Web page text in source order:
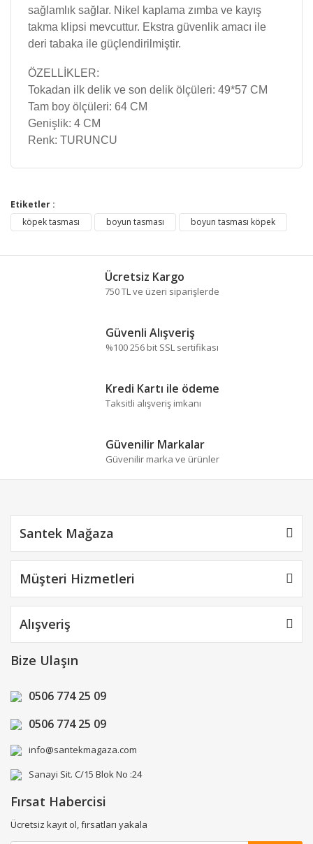
sağlamlık sağlar. Nikel kaplama zımba ve kayış
takma klipsi mevcuttur. Ekstra güvenlik amacı ile
deri tabaka ile güçlendirilmiştir.
ÖZELLİKLER:
Tokadan ilk delik ve son delik ölçüleri: 49*57 CM
Tam boy ölçüleri: 64 CM
Genişlik: 4 CM
Renk: TURUNCU
Bu ürüne ilk yorumu siz yapın!
Yorum Yaz
diğer konularda yetersiz gördüğünüz noktaları öneri
formunu kullanarak tarafımıza iletebilirsiniz.
Görüş ve önerileriniz için teşekkür ederiz.
Ürün açıklamasında eksik bilgiler bulunuyor.
Bu ürüne benzer farklı alternatifler olmalı.
Etiketler :
köpek tasması
boyun tasması boyun tasması köpek
Ücretsiz Kargo
750 TL ve üzeri siparişlerde
Güvenli Alışveriş
%100 256 bit SSL sertifikası
Kredi Kartı ile ödeme
Taksitli alışveriş imkanı
Güvenilir Markalar
Güvenilir marka ve ürünler
Santek Mağaza
Müşteri Hizmetleri
Alışveriş
Bize Ulaşın
0506 774 25 09
0506 774 25 09
info@santekmagaza.com
Sanayi Sit. C/15 Blok No :24
Fırsat Habercisi
Ücretsiz kayıt ol, fırsatları yakala